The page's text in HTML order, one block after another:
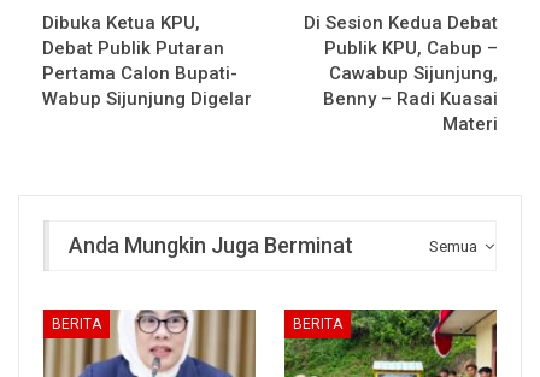
Dibuka Ketua KPU,
Debat Publik Putaran
Pertama Calon Bupati-
Wabup Sijunjung Digelar
Di Sesion Kedua Debat
Publik KPU, Cabup –
Cawabup Sijunjung,
Benny – Radi Kuasai
Materi
Semua
Anda Mungkin Juga Berminat
BERITA BERITA